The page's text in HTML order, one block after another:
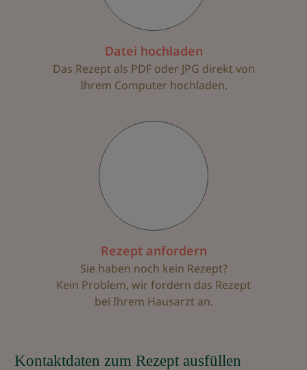
Datei hochladen
Das Rezept als PDF oder JPG direkt von
Ihrem Computer hochladen.
Rezept anfordern
Sie haben noch kein Rezept?
Kein Problem, wir fordern das Rezept
bei Ihrem Hausarzt an.
Kontaktdaten zum Rezept ausfüllen